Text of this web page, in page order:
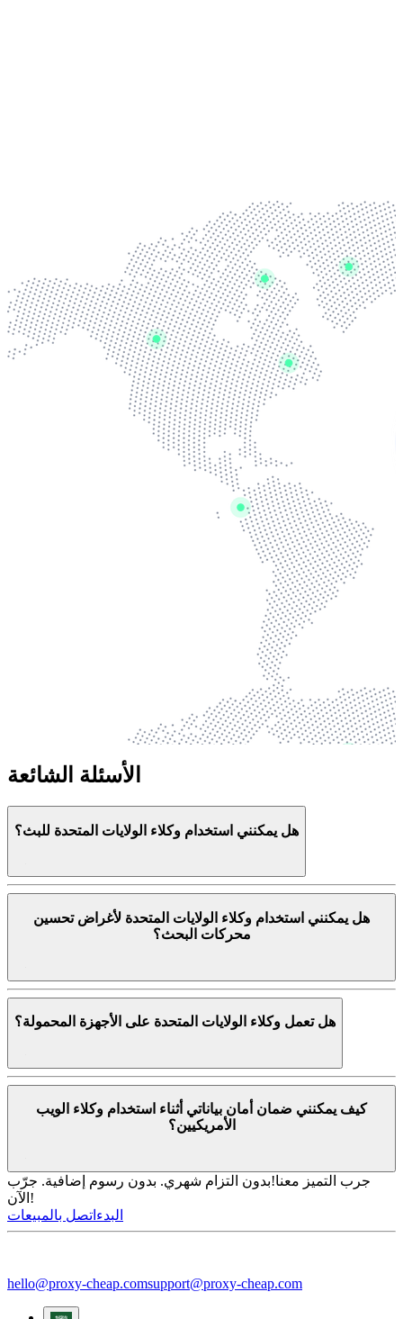
الأسئلة الشائعة
هل يمكنني استخدام وكلاء الولايات المتحدة للبث؟
هل يمكنني استخدام وكلاء الولايات المتحدة لأغراض تحسين
محركات البحث؟
هل تعمل وكلاء الولايات المتحدة على الأجهزة المحمولة؟
كيف يمكنني ضمان أمان بياناتي أثناء استخدام وكلاء الويب
الأمريكيين؟
جرب التميز معنا!بدون التزام شهري. بدون رسوم إضافية. جرّب
الآن!
البدء اتصل بالمبيعات
hello@proxy-cheap.comsupport@proxy-cheap.com